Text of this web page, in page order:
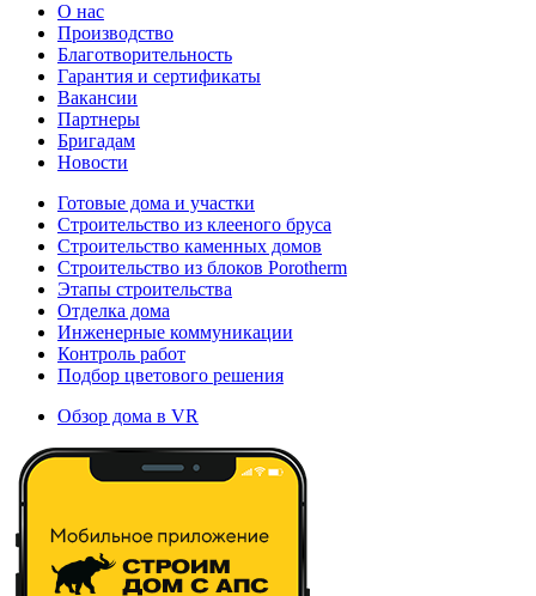
О нас
Производство
Благотворительность
Гарантия и сертификаты
Вакансии
Партнеры
Бригадам
Новости
Готовые дома и участки
Строительство из клееного бруса
Строительство каменных домов
Строительство из блоков Porotherm
Этапы строительства
Отделка дома
Инженерные коммуникации
Контроль работ
Подбор цветового решения
Обзор дома в VR